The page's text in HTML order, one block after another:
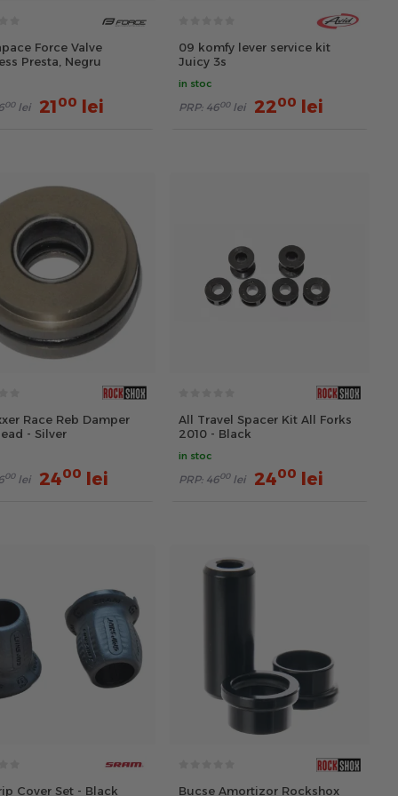
Force Valve
Presta, Negru
00 lei 2100 lei
09 komfy lever service kit
Juicy 3s
in stoc
PRP: 4600 lei 2200 lei
Race Reb Damper
- Silver
00 lei 2400 lei
All Travel Spacer Kit All Forks
2010 - Black
in stoc
PRP: 4600 lei 2400 lei
Cover Set - Black Bucse Amortizor Rockshox